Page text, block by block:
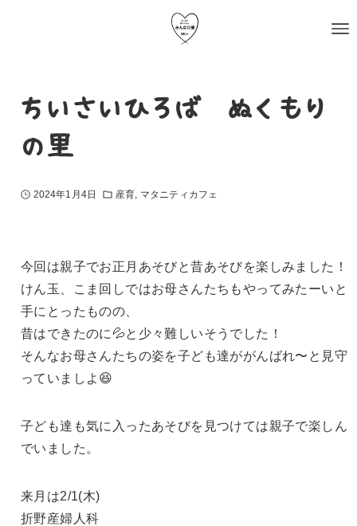
ちいさいひろば ぬくもり
の里
2024年1月4日 産育 マタニティカフェ
今回は親子でお正月あそびと昔あそびを楽しみました！
けん玉、こま回しではお母さんたちもやってみたーいと
手にとったものの、
昔はできたのに💦と少々難しいそうでした！
そんなお母さんたちの姿を子ども達ががんばれ〜と見守
っていましよ😆
子ども達も気に入ったあそびを見つけては親子で楽しん
でいました。
来月は2/1(木)
折野産婦人科